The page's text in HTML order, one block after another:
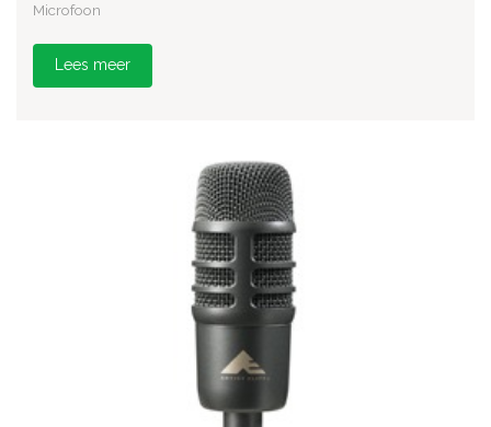
Microfoon
Lees meer